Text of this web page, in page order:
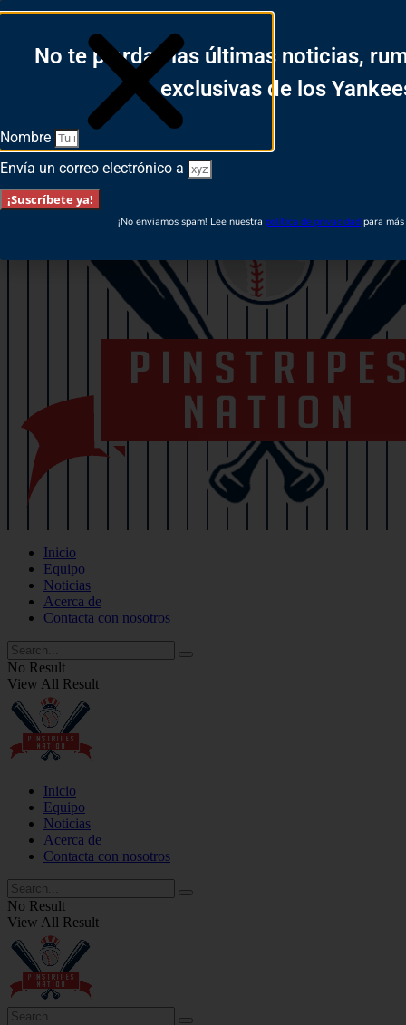
Español
English
Inicio
Equipo
Noticias
Acerca de
Contacta con nosotros
No Result
View All Result
Inicio
Equipo
Noticias
Acerca de
Contacta con nosotros
No Result
View All Result
No te pierdas las últimas noticias,
exclusivas de los
Nombre
Envía un correo electrónico a
¡Suscríbete ya!
¡No enviamos spam! Lee nuestra política de privacidad para